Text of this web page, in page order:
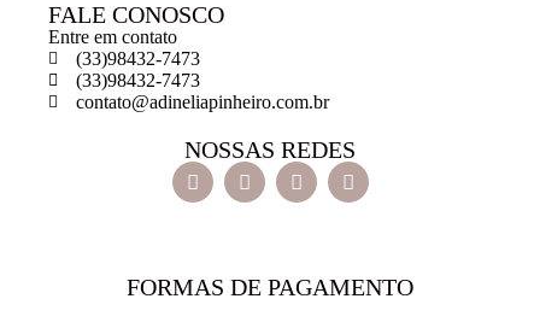
FALE CONOSCO
Entre em contato
(33)98432-7473
(33)98432-7473
contato@adineliapinheiro.com.br
NOSSAS REDES
FORMAS DE PAGAMENTO